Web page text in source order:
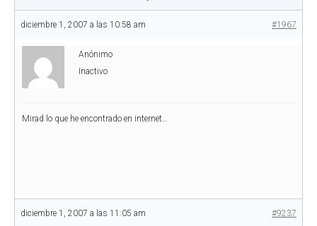
diciembre 1, 2007 a las 10:58 am #1967
Anónimo
Inactivo
Mirad lo que he encontrado en internet…
diciembre 1, 2007 a las 11:05 am #9237